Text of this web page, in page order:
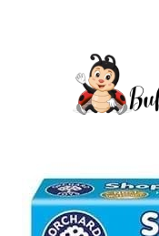
Accesorii
Exterior